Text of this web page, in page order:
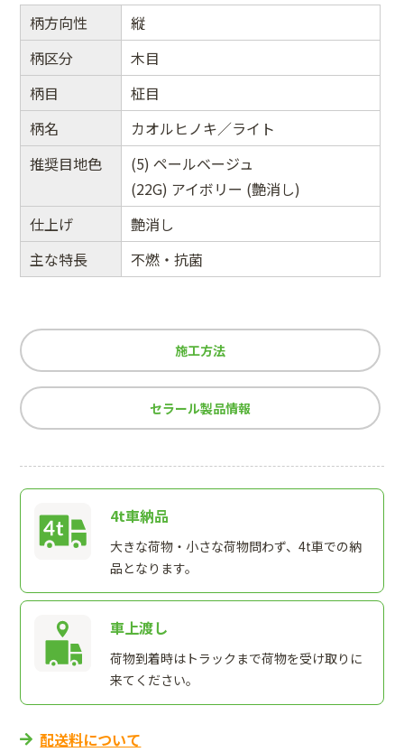
柄方向性
縦
柄区分
木目
柄目
柾目
柄名
カオルヒノキ／ライト
推奨目地色
(5) ペールベージュ
(22G) アイボリー (艶消し)
仕上げ
艶消し
主な特長
不燃・抗菌
施工方法
セラール製品情報
4t車納品
大きな荷物・小さな荷物問わず、4t車での納
品となります。
車上渡し
荷物到着時はトラックまで荷物を受け取りに
来てください。
配送料について